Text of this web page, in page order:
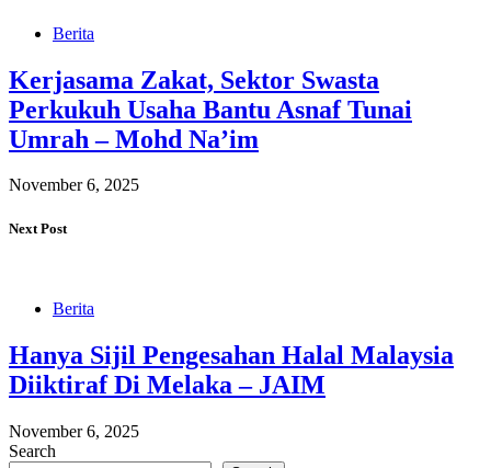
Berita
Kerjasama Zakat, Sektor Swasta
Perkukuh Usaha Bantu Asnaf Tunai
Umrah – Mohd Na’im
November 6, 2025
Next Post
Berita
Hanya Sijil Pengesahan Halal Malaysia
Diiktiraf Di Melaka – JAIM
November 6, 2025
Search